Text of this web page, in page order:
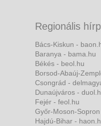
Regionális
Bács-Kiskun -
Baranya - bama.hu
Békés - beol.hu
Borsod-Abaúj-
Csongrád -
Dunaújváros -
Fejér - feol.hu
Győr-Moson-
Hajdú-Bihar -